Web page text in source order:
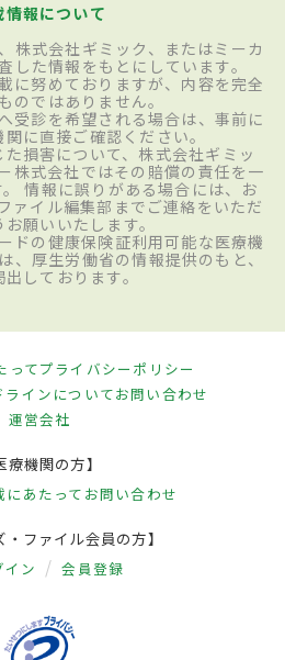
情報について
株式会社ギミック、またはミーカ
した情報をもとにしています。
に努めておりますが、内容を完全
のではありません。
受診を希望される場合は、事前に
に直接ご確認ください。
損害について、株式会社ギミッ
株式会社ではその賠償の責任を一
情報に誤りがある場合には、お
ァイル編集部までご連絡をいただ
願いいたします。
ドの健康保険証利用可能な医療機
、厚生労働省の情報提供のもと、
しております。
ってプライバシーポリシー
インについてお問い合わせ
運営会社
療機関の方】
にあたって お問い合わせ
・ファイル会員の方】
イン 会員登録